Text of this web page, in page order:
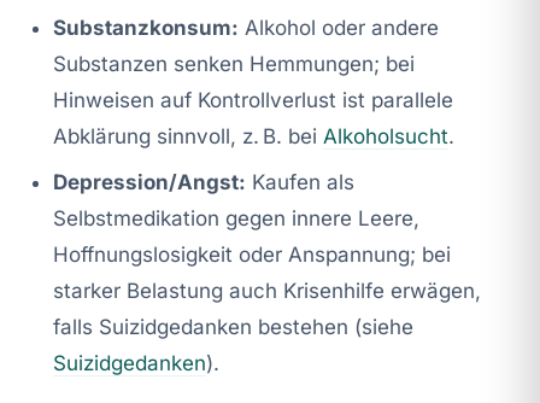
Substanzkonsum: Alkohol oder andere
Substanzen senken Hemmungen; bei
Hinweisen auf Kontrollverlust ist parallele
Abklärung sinnvoll, z. B. bei Alkoholsucht.
Depression/Angst: Kaufen als
Selbstmedikation gegen innere Leere,
Hoffnungslosigkeit oder Anspannung; bei
starker Belastung auch Krisenhilfe erwägen,
falls Suizidgedanken bestehen (siehe
Suizidgedanken).